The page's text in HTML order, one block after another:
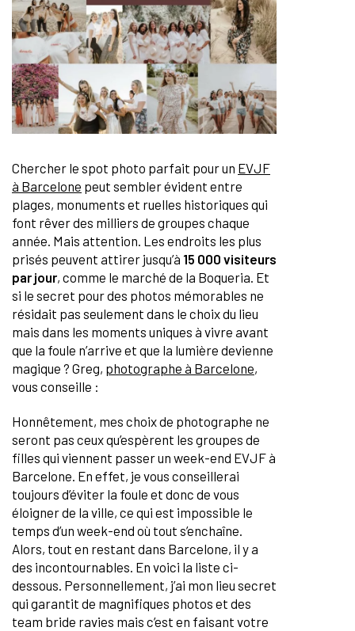
Chercher le spot photo parfait pour un EVJF
à Barcelone peut sembler évident entre
plages, monuments et ruelles historiques qui
font rêver des milliers de groupes chaque
année. Mais attention. Les endroits les plus
prisés peuvent attirer jusqu’à 15 000 visiteurs
par jour, comme le marché de la Boqueria. Et
si le secret pour des photos mémorables ne
résidait pas seulement dans le choix du lieu
mais dans les moments uniques à vivre avant
que la foule n’arrive et que la lumière devienne
magique ? Greg, photographe à Barcelone,
vous conseille :
Honnêtement, mes choix de photographe ne
seront pas ceux qu’espèrent les groupes de
filles qui viennent passer un week-end EVJF à
Barcelone. En effet, je vous conseillerai
toujours d’éviter la foule et donc de vous
éloigner de la ville, ce qui est impossible le
temps d’un week-end où tout s’enchaîne.
Alors, tout en restant dans Barcelone, il y a
des incontournables. En voici la liste ci-
dessous. Personnellement, j’ai mon lieu secret
qui garantit de magnifiques photos et des
team bride ravies mais c’est en faisant votre